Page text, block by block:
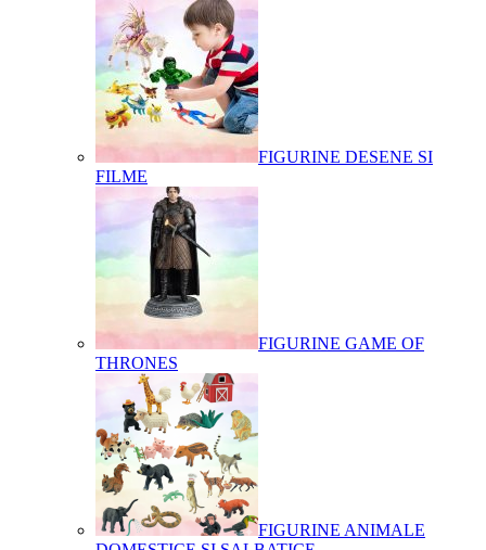
FIGURINE DESENE SI
FILME
FIGURINE GAME OF
THRONES
FIGURINE ANIMALE